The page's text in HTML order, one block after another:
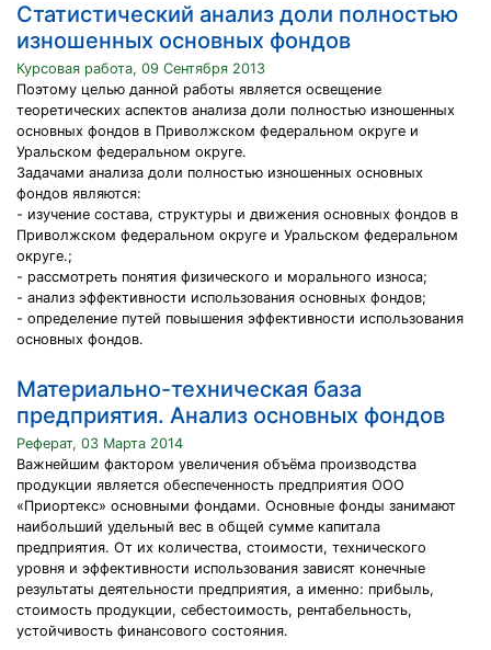
Статистический анализ доли полностью
изношенных основных фондов
Курсовая работа, 09 Сентября 2013
Поэтому целью данной работы является освещение
теоретических аспектов анализа доли полностью изношенных
основных фондов в Приволжском федеральном округе и
Уральском федеральном округе.
Задачами анализа доли полностью изношенных основных
фондов являются:
- изучение состава, структуры и движения основных фондов в
Приволжском федеральном округе и Уральском федеральном
округе.;
- рассмотреть понятия физического и морального износа;
- анализ эффективности использования основных фондов;
- определение путей повышения эффективности использования
основных фондов.
Материально-техническая база
предприятия. Анализ основных фондов
Реферат, 03 Марта 2014
Важнейшим фактором увеличения объёма производства
продукции является обеспеченность предприятия ООО
«Приортекс» основными фондами. Основные фонды занимают
наибольший удельный вес в общей сумме капитала
предприятия. От их количества, стоимости, технического
уровня и эффективности использования зависят конечные
результаты деятельности предприятия, а именно: прибыль,
стоимость продукции, себестоимость, рентабельность,
устойчивость финансового состояния.